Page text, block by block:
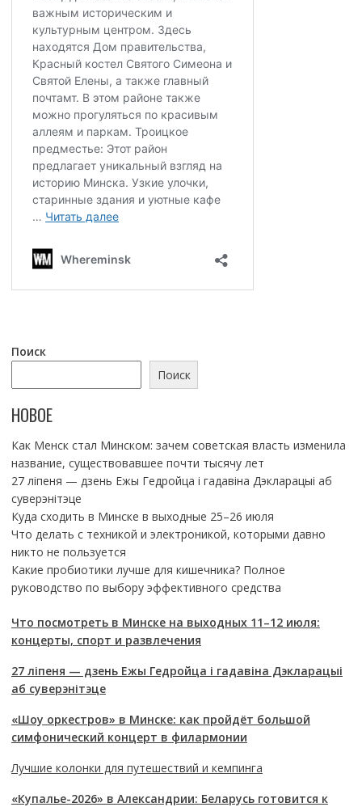
Поиск
Поиск
НОВОЕ
Как Менск стал Минском: зачем советская власть изменила
название, существовавшее почти тысячу лет
27 ліпеня — дзень Ежы Гедройца і гадавіна Дэкларацыі аб
суверэнітэце
Куда сходить в Минске в выходные 25–26 июля
Что делать с техникой и электроникой, которыми давно
никто не пользуется
Какие пробиотики лучше для кишечника? Полное
руководство по выбору эффективного средства
Что посмотреть в Минске на выходных 11–12 июля:
концерты, спорт и развлечения
27 ліпеня — дзень Ежы Гедройца і гадавіна Дэкларацыі
аб суверэнітэце
«Шоу оркестров» в Минске: как пройдёт большой
симфонический концерт в филармонии
Лучшие колонки для путешествий и кемпинга
«Купалье-2026» в Александрии: Беларусь готовится к